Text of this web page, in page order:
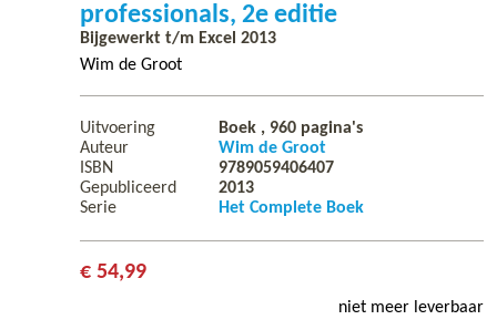
professionals, 2e editie
Bijgewerkt t/m Excel 2013
Wim de Groot
Uitvoering Boek , 960 pagina's
Auteur
Wim de Groot
ISBN
9789059406407
Gepubliceerd
2013
Serie
Het Complete Boek
€ 54,99
niet meer leverbaar